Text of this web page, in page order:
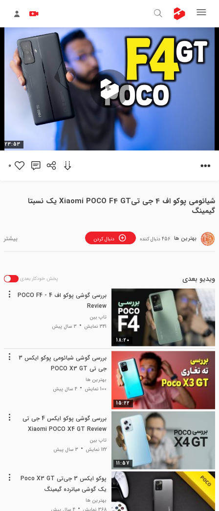
23:53
0
شیائومی پوکو اف 4 جی تیXiaomi POCO F4 GT یک نسبتا
گیمینگ
بهترین ها دنبال کردن 456 دنبال کننده
ویدیو بعدی پخش خودکار بعدی
18:20
بررسی گوشی پوکو اف 4 - POCO F4
Review
تاپ بین
341 نمایش
3 سال پیش
15:22
بررسی گوشی شیائومی پوکو ایکس 3
جی تی POCO X3 GT
بهترین ها
100 نمایش
4 سال پیش
11:57
بررسی گوشی پوکو ایکس 4 جی تی
Xiaomi POCO X4 GT Review
تاپ بین
122 نمایش
3 سال پیش
پوکو ایکس 3 جی‌تی Poco X3 GT
یک گوشی میانرده گیمینگ
بهترین ها